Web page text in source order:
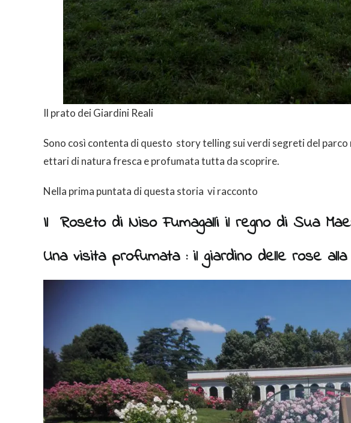
Il prato dei Giardini Reali
Sono così contenta di questo story telling sui verdi segreti del parco
ettari di natura fresca e profumata tutta da scoprire.
Nella prima puntata di questa storia vi racconto
Il Roseto di Niso Fumagalli il regno di Sua
Una visita profumata : il giardino delle rose alla